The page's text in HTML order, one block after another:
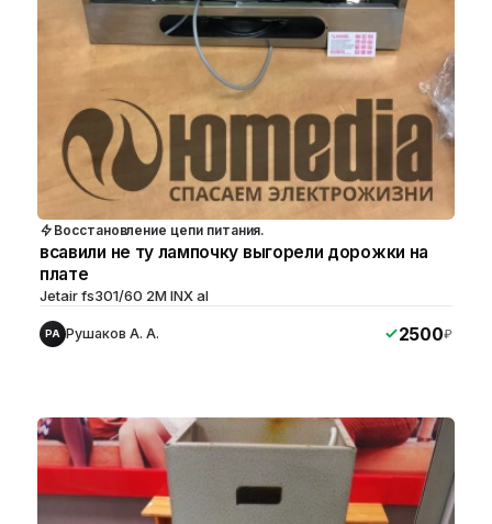
Восстановление цепи питания.
всавили не ту лампочку выгорели дорожки на
плате
Jetair fs301/60 2M INX al
РА Рушаков А. А. 2500₽